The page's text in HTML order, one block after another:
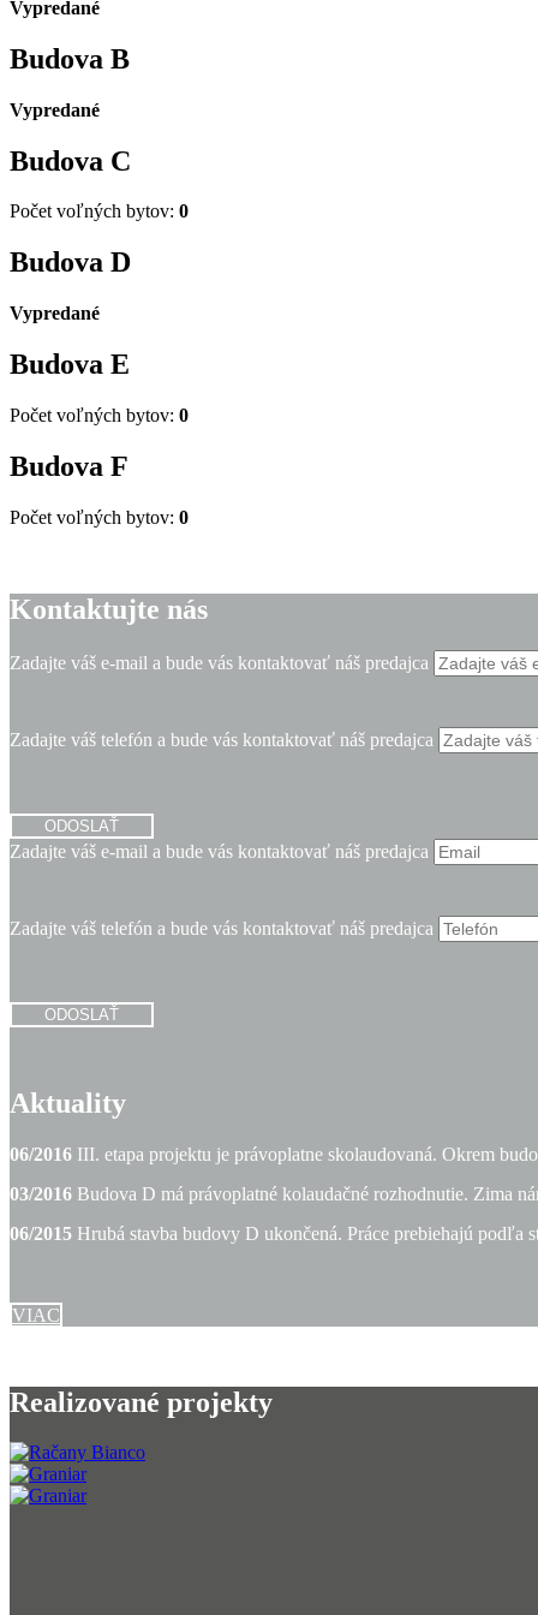
Vypredané
Budova B
Vypredané
Budova C
Počet voľných bytov: 0
Budova D
Vypredané
Budova E
Počet voľných bytov: 0
Budova F
Počet voľných bytov: 0
Kontaktujte nás
Zadajte váš e-mail a bude vás kontaktovať náš predajca
Zadajte váš telefón a bude vás kontaktovať náš predajca
ODOSLAŤ
Zadajte váš e-mail a bude vás kontaktovať náš predajca
Zadajte váš telefón a bude vás kontaktovať náš predajca
ODOSLAŤ
Aktuality
06/2016 III. etapa projektu je právoplatne skolaudovaná. Okrem
03/2016 Budova D má právoplatné kolaudačné rozhodnutie. Zima
06/2015 Hrubá stavba budovy D ukončená. Práce prebiehajú podľa
VIAC
Realizované projekty